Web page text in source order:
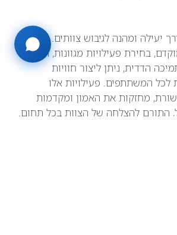
יעילה ומהנה לגיבוש צוותים.
בחירת פעילויות מגוונות, הנחיה
הדדית, ניתן ליצור חוויות
לכל המשתתפים. פעילויות אלו
מחזקות את האמון ומקדמות
התורם להצלחה של הצוות בכל תחום.